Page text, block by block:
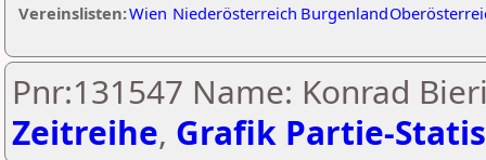
Vereinslisten:Wien Niederösterreich Burgenland
Pnr:131547 Name: Konrad
Zeitreihe, Grafik Partie-